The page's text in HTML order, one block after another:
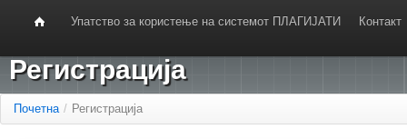
Упатство за користење на системот ПЛАГИЈАТИ Контакт
Регистрација
Почетна / Регистрација